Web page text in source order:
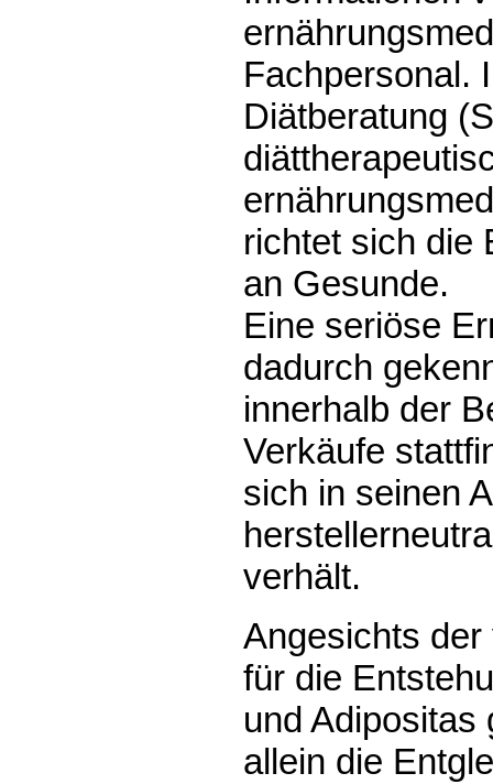
Fachpersonal.
Diätberatung
richtet sich die
an Gesunde.
Eine seriöse
dadurch
innerhalb der
Verkäufe
sich in seinen
verhält.
Angesichts
für die
und Adipositas
allein die